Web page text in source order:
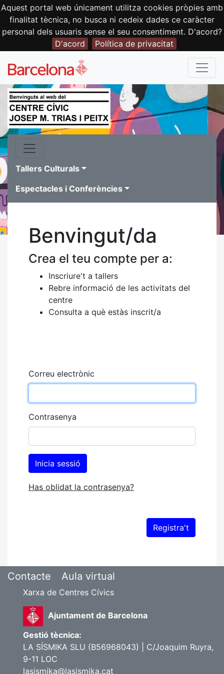
Aquest portal web únicament utilitza cookies pròpies amb
finalitat tècnica, no busca ni cedeix dades ce caràcter
personal dels usuaris sense el seu consentiment. D'acord?
D'acord
Política de privacitat
Tallers Culturals
Espectacles i Conferències
Benvingut/da
Crea el teu compte per a:
Inscriure't a tallers
Rebre informació de les activitats del
centre
Consulta a què estàs inscrit/a
Correu electrònic
Contrasenya
Has oblidat la contrasenya?
Contacte Aula virtual
Xarxa de Centres Cívics
Ajuntament de Barcelona
Gestió tècnica:
LA SÍSMIKA SLU (B56968043) | C/Joaquim Ruyra,
9-11 LOC
lasismika@lasismika.cat